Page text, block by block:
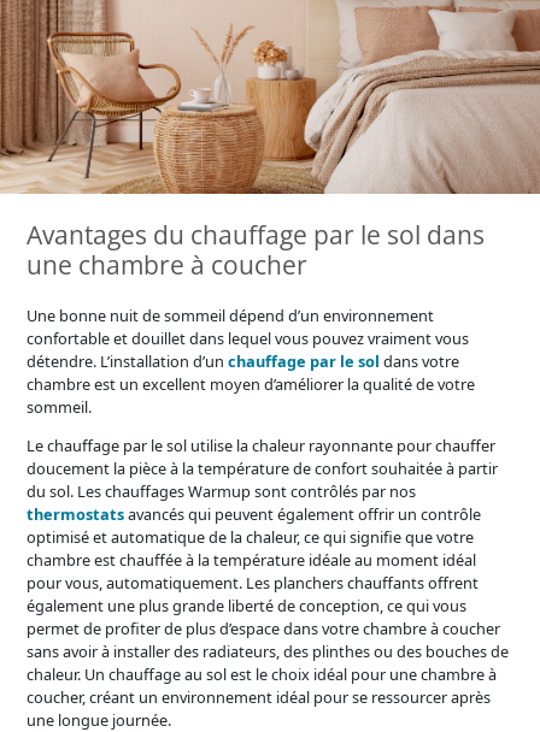
Avantages du chauffage par le sol dans
une chambre à coucher
Une bonne nuit de sommeil dépend d’un environnement
confortable et douillet dans lequel vous pouvez vraiment vous
détendre. L’installation d’unchauffage par le sol dans votre
chambre est un excellent moyen d’améliorer la qualité de votre
sommeil.
Le chauffage par le sol utilise la chaleur rayonnante pour chauffer
doucement la pièce à la température de confort souhaitée à partir
du sol. Les chauffages Warmup sont contrôlés par nos
thermostatsavancés qui peuvent également offrir un contrôle
optimisé et automatique de la chaleur, ce qui signifie que votre
chambre est chauffée à la température idéale au moment idéal
pour vous, automatiquement. Les planchers chauffants offrent
également une plus grande liberté de conception, ce qui vous
permet de profiter de plus d’espace dans votre chambre à coucher
sans avoir à installer des radiateurs, des plinthes ou des bouches de
chaleur. Un chauffage au sol est le choix idéal pour une chambre à
coucher, créant un environnement idéal pour se ressourcer après
une longue journée.